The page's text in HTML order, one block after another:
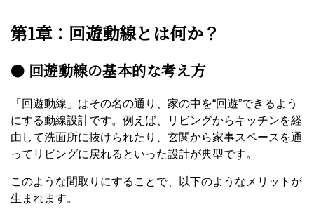
第1章：回遊動線とは何か？
● 回遊動線の基本的な考え方
「回遊動線」はその名の通り、家の中を“回遊”できるよう
にする動線設計です。例えば、リビングからキッチンを経
由して洗面所に抜けられたり、玄関から家事スペースを通
ってリビングに戻れるといった設計が典型です。
このような間取りにすることで、以下のようなメリットが
生まれます。